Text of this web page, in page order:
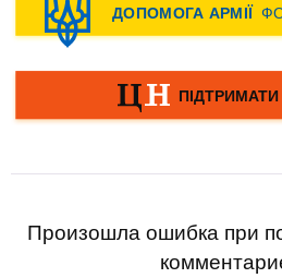
Произошла ошибка при